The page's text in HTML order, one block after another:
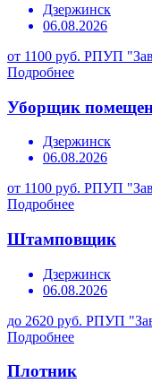
Дзержинск
06.08.2026
от 1100 руб. РПУП
Подробнее
Уборщик
Дзержинск
06.08.2026
от 1100 руб. РПУП
Подробнее
Штамповщик
Дзержинск
06.08.2026
до 2620 руб. РПУП
Подробнее
Плотник